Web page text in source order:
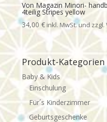
Von Magazin Minori-
4teilig Stripes yellow
34,00 €
Produkt-Kategorien
Baby & Kids
Einschulung
Für´s Kinderzimmer
Geburtsgeschenke